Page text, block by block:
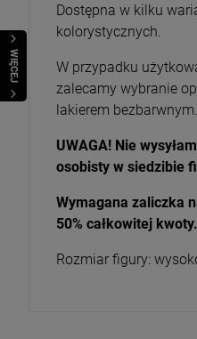
WIĘCEJ
Dostępna w kilku
kolorystycznych.
W przypadku
zalecamy wybranie
lakierem bezbarwnym.
UWAGA! Nie
osobisty w siedzibie
Wymagana zaliczka
50% całkowitej kwoty.
Rozmiar figury: